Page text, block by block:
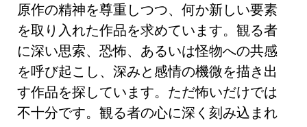
原作の精神を尊重しつつ、何か新しい要素
を取り入れた作品を求めています。観る者
に深い思索、恐怖、あるいは怪物への共感
を呼び起こし、深みと感情の機微を描き出
す作品を探しています。ただ怖いだけでは
不十分です。観る者の心に深く刻み込まれ